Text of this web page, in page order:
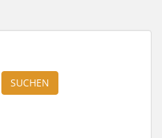
SUCHEN